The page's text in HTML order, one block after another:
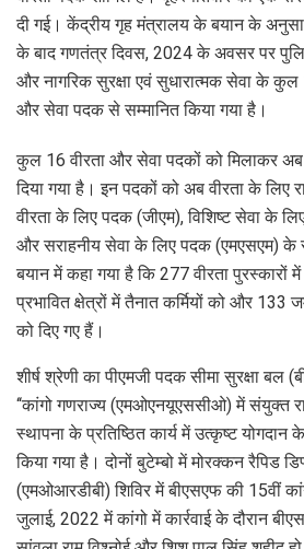
दी गई। केंद्रीय गृह मंत्रालय के बयान के
के बाद गणतंत्र दिवस, 2024 के अवसर पर
और नागरिक सुरक्षा एवं सुधारात्मक सेवा के कुल
और सेवा पदक से सम्मानित किया गया है।
कुल 16 वीरता और सेवा पदकों को मिलाकर
दिया गया है। इन पदकों को अब वीरता के लिए
वीरता के लिए पदक (जीएम), विशिष्ट सेवा के
और सराहनीय सेवा के लिए पदक (एमएसएम) के
बयान में कहा गया है कि 277 वीरता पुरस्कारों
प्रभावित क्षेत्रों में तैनात कर्मियों को और 133
को दिए गए हैं।
शीर्ष श्रेणी का पीएमजी पदक सीमा सुरक्षा बल
‘‘कांगो गणराज्य (एमओएनयूएससीओ) में संयुक्त
स्थापना के प्रतिष्ठित कार्य में उत्कृष्ट योगदान
किया गया है। दोनों बुटेम्बो में मोरक्कन रैपिड
(एमओआरडीबी) शिविर में बीएसएफ की 15वीं
जुलाई, 2022 में कांगो में कार्रवाई के दौरान